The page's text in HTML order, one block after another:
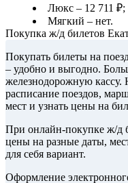
Люкс – 12 711 ₽;
Мягкий – нет.
Покупка ж/д билетов
Покупать билеты на
– удобно и выгодно.
железнодорожную кассу.
расписание поездов,
мест и узнать цены на
При онлайн-покупке ж/д
цены на разные даты,
для себя вариант.
Оформление